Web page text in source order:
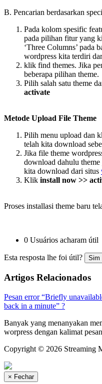
B. Pencarian berdasarkan
Pada kolom spesific
pada pilihan fitur yang
‘Three Columns’ pada
wordpress kita terdiri
klik find themes. Jika
beberapa pilihan theme.
Pilih salah satu theme
activate
Metode Upload File Theme
Pilih menu upload dan
telah kita download
Jika file theme
download dahulu
kita download dari situs
Klik install now >>
Proses installasi theme baru
0 Usuários acharam útil
Esta resposta lhe foi útil? Sim
Artigos Relacionados
Pesan error “Briefly
back in a minute” ?
Banyak yang menanyakan
worpress dengan kalimat
Copyright © 2026 Streaming
× Fechar